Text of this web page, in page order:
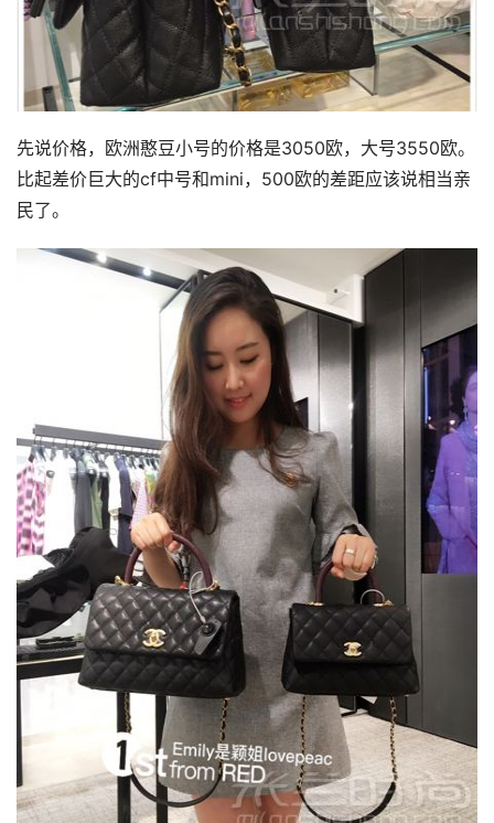
先说价格，欧洲憨豆小号的价格是3050欧，大号3550欧。
比起差价巨大的cf中号和mini，500欧的差距应该说相当亲
民了。